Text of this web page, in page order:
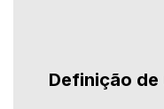
Definição